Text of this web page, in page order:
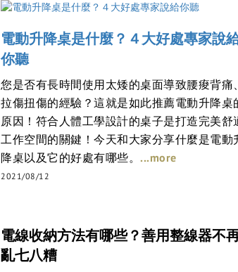
電動升降桌是什麼？４大好處專家說
你聽
您是否有長時間使用太矮的桌面導致腰痠背痛、
拉傷扭傷的經驗？這就是如此推薦電動升降桌
原因！符合人體工學設計的桌子是打造完美舒
工作空間的關鍵！今天和大家分享什麼是電動
降桌以及它的好處有哪些。 ...more
2021/08/12
電線收納方法有哪些？善用整線器不
亂七八糟